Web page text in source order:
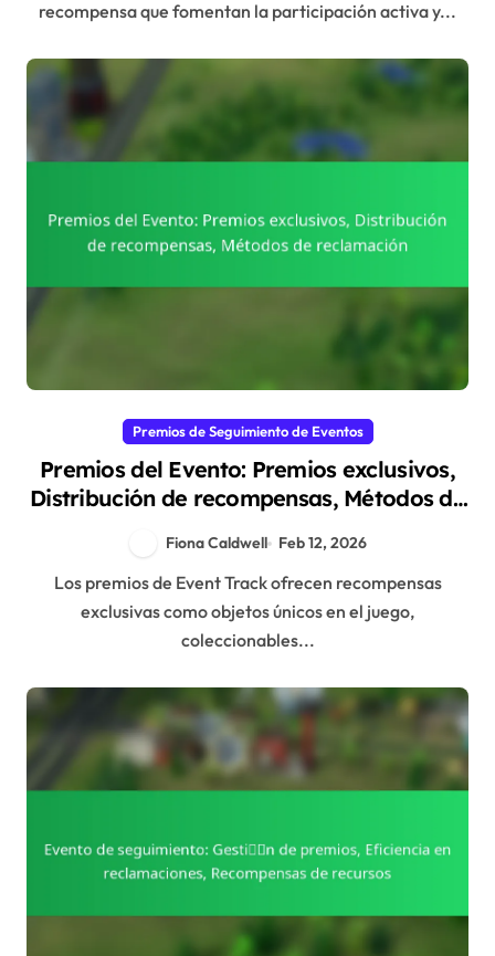
recompensa que fomentan la participación activa y...
Premios de Seguimiento de Eventos
Premios del Evento: Premios exclusivos,
Distribución de recompensas, Métodos de
Fiona Caldwell Feb 12, 2026
Los premios de Event Track ofrecen recompensas
exclusivas como objetos únicos en el juego,
coleccionables...